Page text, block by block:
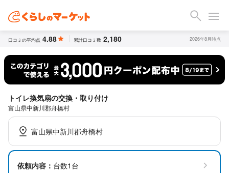
口コミの平均点 4.88 累計口コミ数 2,180 2026年8月時点
トイレ換気扇の交換・取り付け
富山県中新川郡舟橋村
富山県中新川郡舟橋村
依頼内容： 台数1台